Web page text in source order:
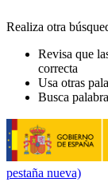
Realiza otra
Revisa que
correcta
Usa otras
Busca
pestaña nueva)